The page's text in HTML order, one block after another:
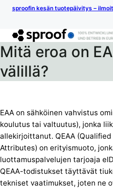
sproofin kesän tuotepäivitys –
Mitä eroa on
välillä?
EAA on sähköinen vahvistus
koulutus tai valtuutus), jonka
allekirjoittanut. QEAA
Attributes) on erityismuoto,
luottamuspalvelujen tarjoaja
QEAA-todistukset täyttävät
tekniset vaatimukset, joten ne